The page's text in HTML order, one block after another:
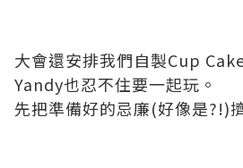
大會還安排我們自製Cup
Yandy也忍不住要一起玩。
先把準備好的忌廉(好像是?!)